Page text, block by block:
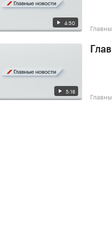
4:50
5:18